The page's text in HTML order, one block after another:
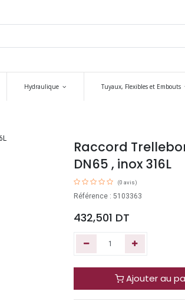
Hydraulique Tuyaux, Flexibles et Embouts
Raccord
DN65 , inox 316L
(0 avis)
Référence : 5103363
432,501 DT
Ajouter au